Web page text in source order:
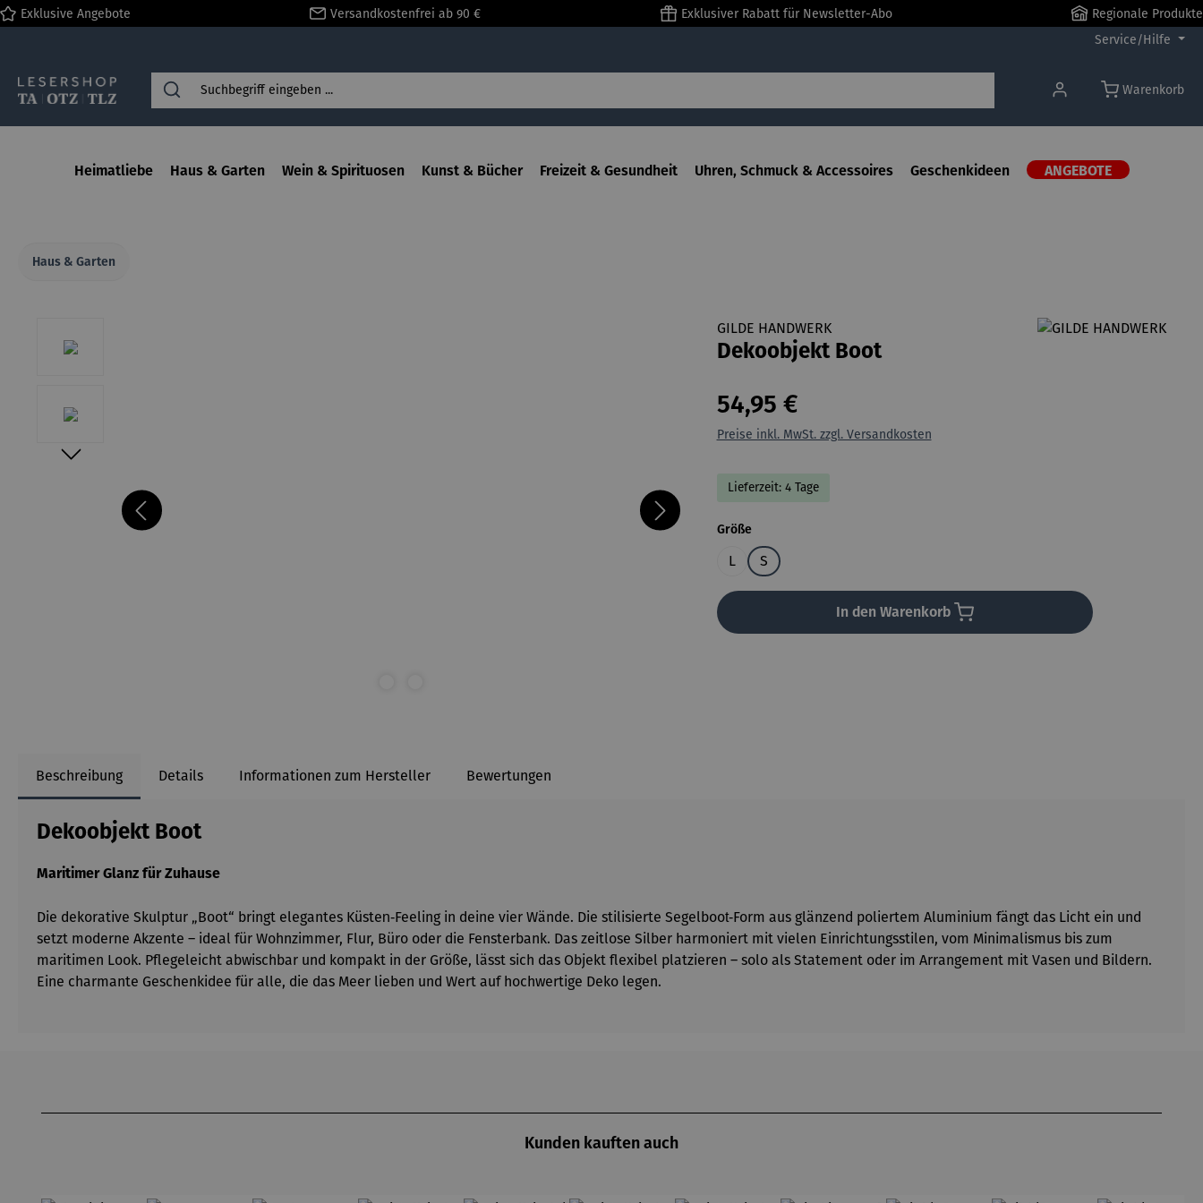
Zur Hauptnavigation springen
Exklusive Angebote Versandkostenfrei ab 90 € Exklusiver Rabatt für Newsletter-Abo
Regionale Produkte
Service/Hilfe
Warenkorb
Heimatliebe Haus & Garten Wein & Spirituosen Kunst & Bücher Freizeit & Gesundheit Uhren, Schmuck & Accessoires Geschenkideen ANGEBOTE
Haus & Garten
GILDE HANDWERK
Dekoobjekt Boot
54,95 €
Preise inkl. MwSt. zzgl. Versandkosten
Lieferzeit: 4 Tage
Größeauswählen
L S
In den Warenkorb
Beschreibung Details Informationen zum Hersteller Bewertungen
Dekoobjekt Boot
Maritimer Glanz für Zuhause
Die dekorative Skulptur „Boot“ bringt elegantes Küsten‑Feeling in deine vier Wände. Die stilisierte Segelboot‑Form aus glänzend poliertem Aluminium fängt das Licht ein und
setzt moderne Akzente – ideal für Wohnzimmer, Flur, Büro oder die Fensterbank. Das zeitlose Silber harmoniert mit vielen Einrichtungsstilen, vom Minimalismus bis zum
maritimen Look. Pflegeleicht abwischbar und kompakt in der Größe, lässt sich das Objekt flexibel platzieren – solo als Statement oder im Arrangement mit Vasen und Bildern.
Eine charmante Geschenkidee für alle, die das Meer lieben und Wert auf hochwertige Deko legen.
Kunden kauften auch